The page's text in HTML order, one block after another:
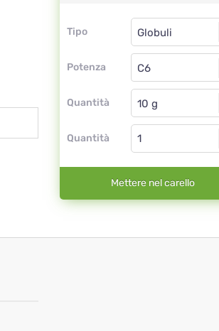
Tipo
Tipo
Potenza
Globuli
C6
Quantità
Globuli
Quantità
Mettere nel carello